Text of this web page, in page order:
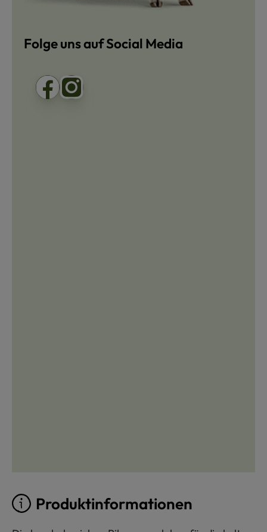
Folge uns auf Social Media
Produktinformationen